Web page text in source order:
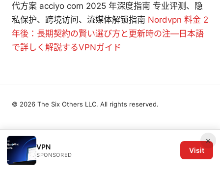
代方案 acciyo com 2025 年深度指南 专业评测、隐
私保护、跨境访问、流媒体解锁指南 Nordvpn 料金 2
年後：長期契約の賢い選び方と更新時の注—日本語
で詳しく解説するVPNガイド
×
VPN
SPONSORED
Visit
© 2026 The Six Others LLC. All rights reserved.